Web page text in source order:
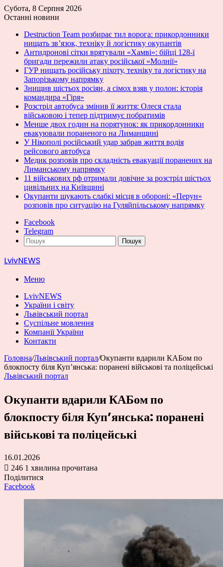
Субота, 8 Серпня 2026
Останні новини
Destruction Team розбирає тил ворога: прикордонники
нищать зв’язок, техніку й логістику окупантів
Антидронові сітки врятували «Хамві»: бійці 128-ї
бригади пережили атаку російської «Молнії»
ГУР нищать російську піхоту, техніку та логістику на
Запорізькому напрямку
Знищив шістьох росіян, а сімох взяв у полон: історія
командира «Гіря»
Розстріл автобуса змінив її життя: Олеся стала
військовою і тепер підтримує побратимів
Менше двох годин на порятунок: як прикордонники
евакуювали пораненого на Лиманщині
У Нікополі російський удар забрав життя водія
рейсового автобуса
Медик розповів про складність евакуації поранених на
Лиманському напрямку
11 військових рф отримали довічне за розстріл шістьох
цивільних на Київщині
Окупанти шукають слабкі місця в обороні: «Перун»
розповів про ситуацію на Гуляйпільському напрямку
Facebook
Telegram
Пошук
LvivNEWS
Меню
LvivNEWS
України і світу
Львівський портал
Суспільне мовлення
Компанії України
Контакти
Головна/Львівський портал/Окупанти вдарили КАБом по
блокпосту біля Куп’янська: поранені військові та поліцейські
Львівський портал
Окупанти вдарили КАБом по
блокпосту біля Куп’янська: поранені
військові та поліцейські
16.01.2026
246 1 хвилина прочитана
Поділитися
Facebook